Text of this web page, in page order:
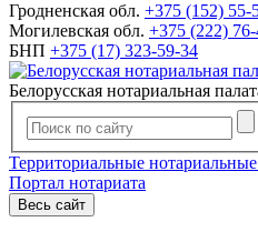
Гродненская обл. +375 (152) 55-
Могилевская обл. +375 (222)
БНП +375 (17) 323-59-34
Белорусская нотариальная
Территориальные
Портал нотариата
Весь сайт